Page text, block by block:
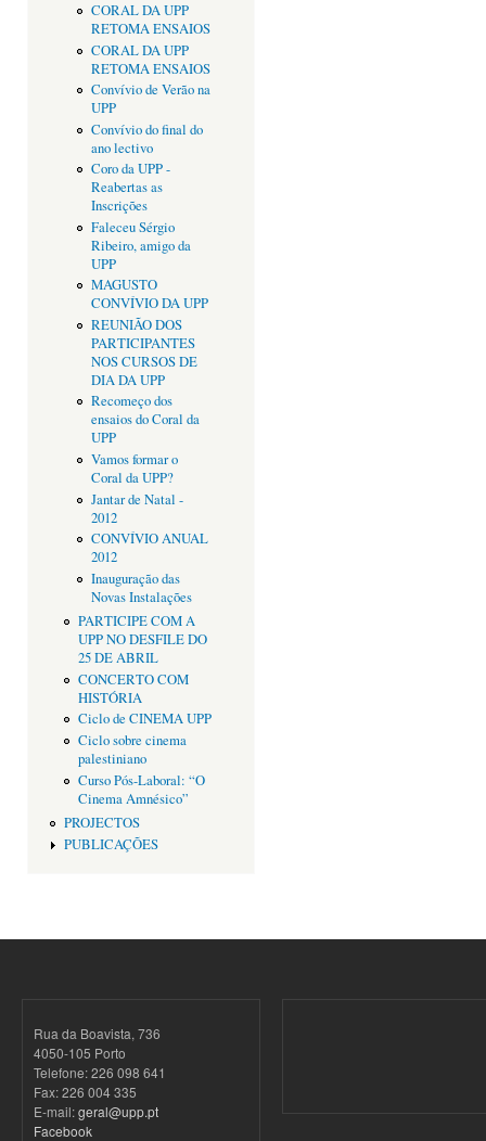
CORAL DA UPP
RETOMA ENSAIOS
CORAL DA UPP
RETOMA ENSAIOS
Convívio de Verão na
UPP
Convívio do final do
ano lectivo
Coro da UPP -
Reabertas as
Inscrições
Faleceu Sérgio
Ribeiro, amigo da
UPP
MAGUSTO
CONVÍVIO DA UPP
REUNIÃO DOS
PARTICIPANTES
NOS CURSOS DE
DIA DA UPP
Recomeço dos
ensaios do Coral da
UPP
Vamos formar o
Coral da UPP?
Jantar de Natal -
2012
CONVÍVIO ANUAL
2012
Inauguração das
Novas Instalações
PARTICIPE COM A
UPP NO DESFILE DO
25 DE ABRIL
CONCERTO COM
HISTÓRIA
Ciclo de CINEMA UPP
Ciclo sobre cinema
palestiniano
Curso Pós-Laboral: “O
Cinema Amnésico”
PROJECTOS
PUBLICAÇÕES
Rua da Boavista, 736
4050-105 Porto
Telefone: 226 098 641
Fax: 226 004 335
E-mail:geral@upp.pt
Facebook